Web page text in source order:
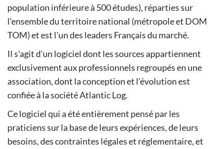
population inférieure à 500 études), réparties sur
l'ensemble du territoire national (métropole et DOM
TOM) et est l'un des leaders Français du marché.
Il s'agit d'un logiciel dont les sources appartiennent
exclusivement aux professionnels regroupés en une
association, dont la conception et l'évolution est
confiée à la société Atlantic Log.
Ce logiciel qui a été entièrement pensé par les
praticiens sur la base de leurs expériences, de leurs
besoins, des contraintes légales et réglementaire, et